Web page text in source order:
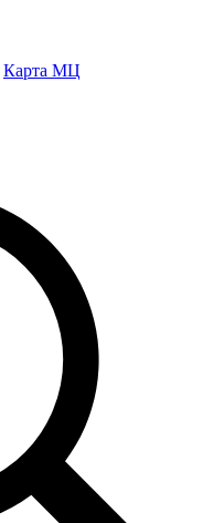
Карта МЦ